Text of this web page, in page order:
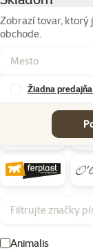
Zobrazí tovar, ktorý
obchode.
Žiadna
Filtrujte značky
Animalis